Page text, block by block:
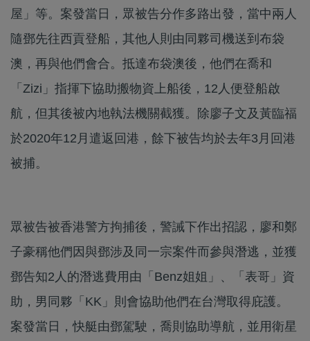
屋」等。案發當日，眾被告分作多路出發，當中兩人
隨鄧先往西貢登船，其他人則由同夥司機送到布袋
澳，再與他們會合。抵達布袋澳後，他們在喬和
「Zizi」指揮下協助搬物資上船後，12人便登船啟
航，但其後被內地執法機關截獲。除廖子文及黃臨福
於2020年12月遣返回港，餘下被告均於去年3月回港
被捕。
眾被告被香港警方拘捕後，警誡下作出招認，廖和鄭
子豪稱他們因與鄧涉及同一宗案件而參與潛逃，並獲
鄧告知2人的潛逃費用由「Benz姐姐」、「表哥」資
助，男同夥「KK」則會協助他們在台灣取得庇護。
案發當日，快艇由鄧駕駛，喬則協助導航，並用衛星